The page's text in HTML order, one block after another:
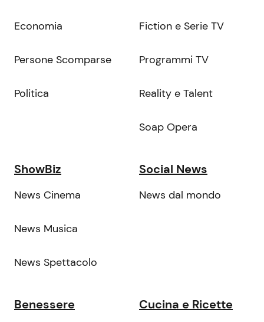
Economia
Persone Scomparse
Politica
Fiction e Serie TV
Programmi TV
Reality e Talent
Soap Opera
ShowBiz
News Cinema
News Musica
News Spettacolo
Social News
News dal mondo
Benessere Cucina e Ricette